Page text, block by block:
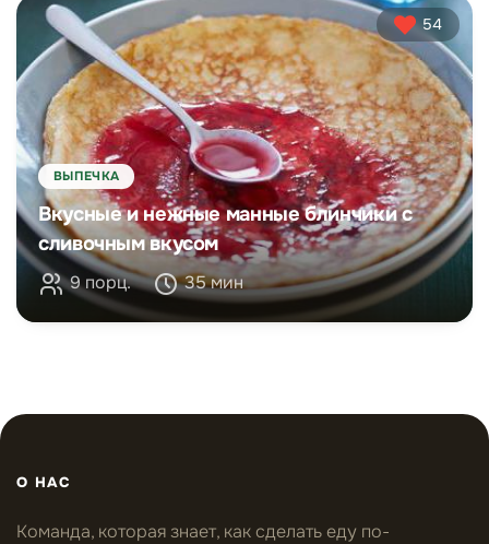
54
ВЫПЕЧКА
Вкусные и нежные манные блинчики с
сливочным вкусом
9 порц. 35 мин
О НАС
Команда, которая знает, как сделать еду по-